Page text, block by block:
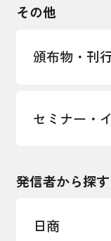
経営者保証
国土強靭化
LOBO調査
その他
頒布物・刊
セミナー・
発信者から探す
日商